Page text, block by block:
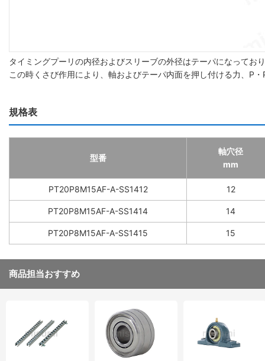
タイミングプーリの内径およびスリーブの外径はテーパになって
この時くさび作用により、軸およびテーパ内面を押し付ける力、P
規格表
型番
軸穴径
mm
PT20P8M15AF-A-SS1412 12
PT20P8M15AF-A-SS1414 14
PT20P8M15AF-A-SS1415 15
商品担当おすすめ